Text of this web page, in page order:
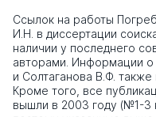
Ссылок на работы
И.Н. в диссертации
наличии у последнего
авторами. Информации о
и Солтаганова В.Ф. также
Кроме того, все
вышли в 2003 году (№1-3